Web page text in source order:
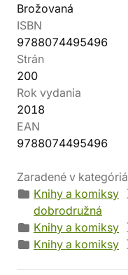
Brožovaná
ISBN
9788074495496
Strán
200
Rok vydania
2018
EAN
9788074495496
Zaradené v
Knihy a komiksy
dobrodružná
Knihy a komiksy
Knihy a komiksy